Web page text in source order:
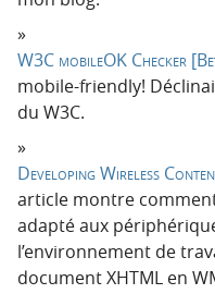
W3C mobileOK Checker
mobile-friendly!
du W3C.
Developing Wireless
article montre
adapté aux
l’environnement de
document XHTML en